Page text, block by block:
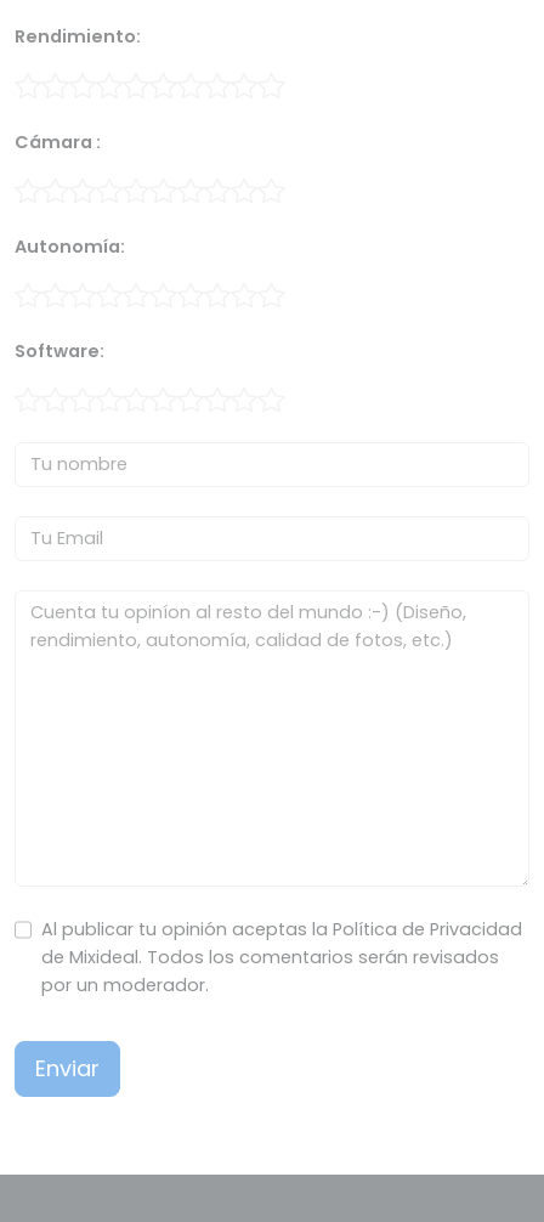
Rendimiento:
Cámara :
Autonomía:
Software:
Al publicar tu opinión aceptas la Política de Privacidad
de Mixideal. Todos los comentarios serán revisados
por un moderador.
Enviar